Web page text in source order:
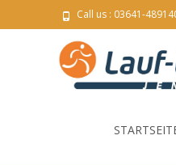
Call us : 03641-